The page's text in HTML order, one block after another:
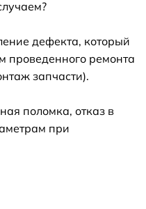
дефекта, который
проведенного ремонта
запчасти).
поломка, отказ в
при